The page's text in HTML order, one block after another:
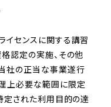
イセンスに関する講習
認定の実施、その他
社の正当な事業遂行
上必要な範囲に限定
定された利用目的の達